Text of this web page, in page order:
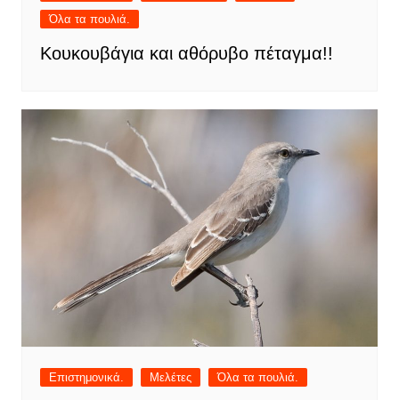
Όλα τα πουλιά.
Κουκουβάγια και αθόρυβο πέταγμα!!
Επιστημονικά. Μελέτες Όλα τα πουλιά.